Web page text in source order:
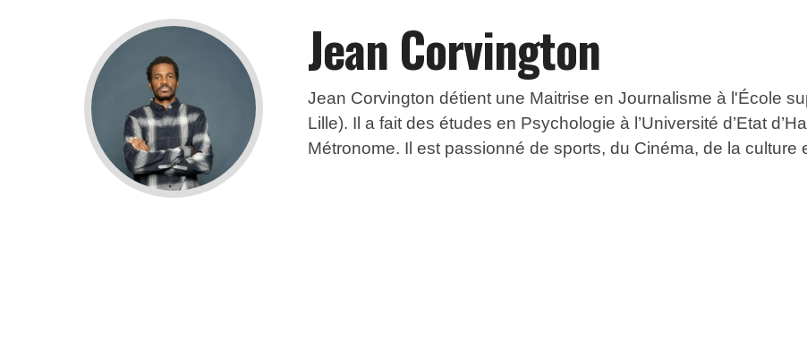
Jean Corvington
Jean Corvington détient une Maitrise en Journalisme à l'École
Lille). Il a fait des études en Psychologie à l’Université d’Etat
Métronome. Il est passionné de sports, du Cinéma, de la culture